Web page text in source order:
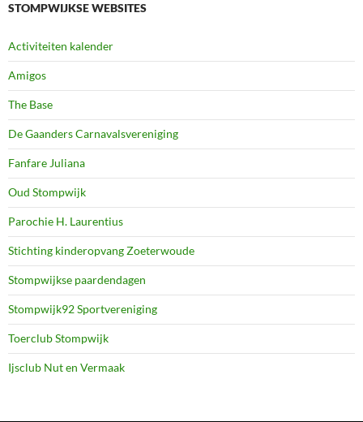
STOMPWIJKSE WEBSITES
Activiteiten kalender
Amigos
The Base
De Gaanders Carnavalsvereniging
Fanfare Juliana
Oud Stompwijk
Parochie H. Laurentius
Stichting kinderopvang Zoeterwoude
Stompwijkse paardendagen
Stompwijk92 Sportvereniging
Toerclub Stompwijk
Ijsclub Nut en Vermaak